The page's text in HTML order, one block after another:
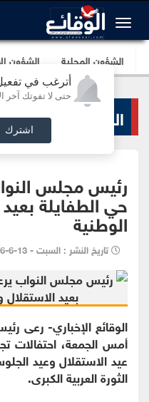
أترغب في
حتى لا تفوتك آخر
اشترك
الشؤون المحلية الشؤون
الشؤون البرلمانية
رئيس مجلس
حي الطفايلة بعيد
الوطنية
تاريخ النشر : السبت - 13-6-2026 - 4:40 PM
الوقائع الإخباري- رعى
أمس الجمعة، احتفالات
عيد الاستقلال وعيد
الثورة العربية الكبرى.